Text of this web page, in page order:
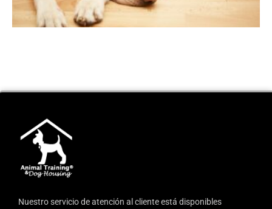
Nuestro servicio de atención al cliente está disponibles